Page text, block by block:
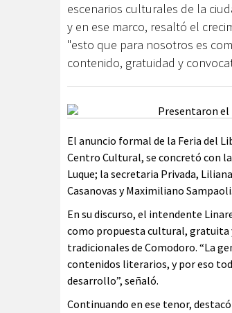
escenarios culturales de la
y en ese marco, resaltó el
"esto que para nosotros es
contenido, gratuidad y
El anuncio formal de la Feria del
Centro Cultural, se concretó con
Luque; la secretaria Privada,
Casanovas y Maximiliano Sampaoli.
En su discurso, el intendente
como propuesta cultural, gratuita
tradicionales de Comodoro. “La
contenidos literarios, y por eso
desarrollo”, señaló.
Continuando en ese tenor,